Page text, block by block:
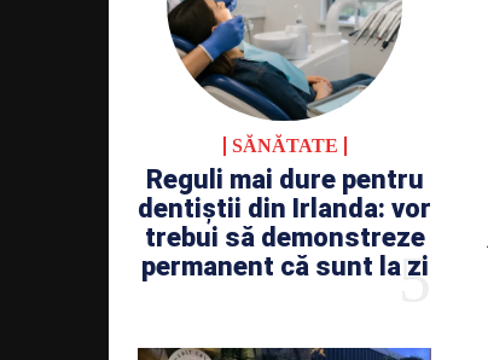
SĂNĂTATE
Reguli mai dure pentru
dentiștii din Irlanda: vor
trebui să demonstreze
permanent că sunt la zi